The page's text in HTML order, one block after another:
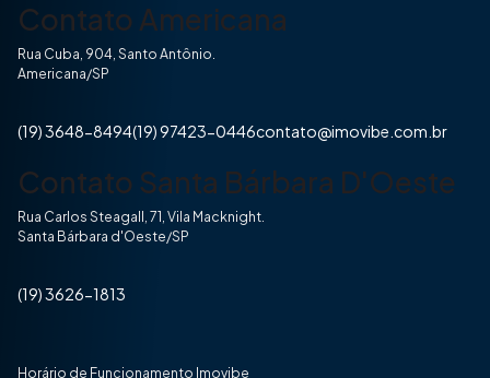
Contato Americana
Rua Cuba, 904, Santo Antônio.
Americana/SP
(19) 3648-8494(19) 97423-0446contato@imovibe.com.br
Contato Santa Bárbara D'Oeste
Rua Carlos Steagall, 71, Vila Macknight.
Santa Bárbara d'Oeste/SP
(19) 3626-1813
Horário de Funcionamento Imovibe